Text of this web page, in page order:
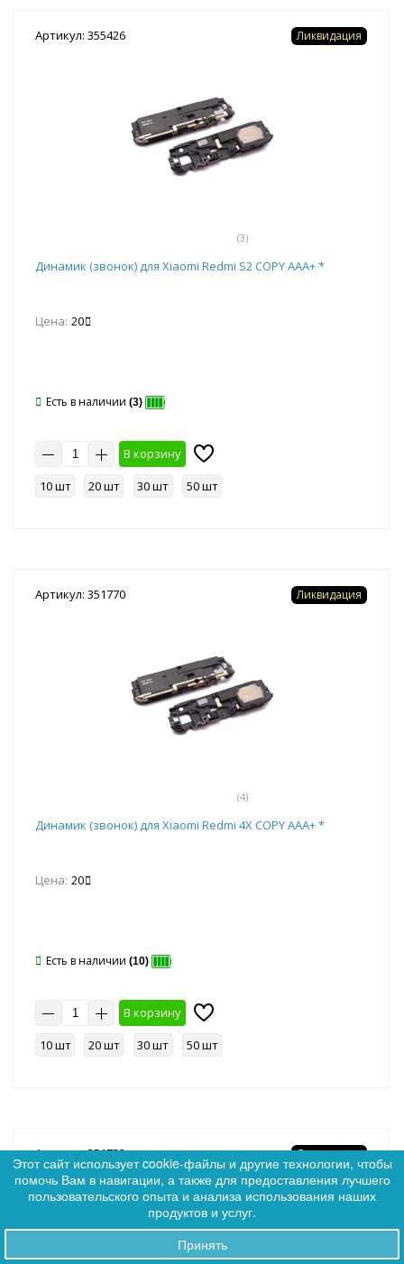
0
Артикул: 355426
(3)
Ликвидация
Динамик (звонок) для Xiaomi Redmi S2 COPY AAA+ *
Цена: 20
Есть в наличии (3)
В корзину
10 шт
20 шт 30 шт 50 шт
Артикул: 351770
(4)
Ликвидация
Динамик (звонок) для Xiaomi Redmi 4X COPY AAA+ *
Цена: 20
Есть в наличии (10)
В корзину
10 шт
20 шт 30 шт 50 шт
Артикул: 351732 Ликвидация
Этот сайт использует cookie-файлы и другие технологии, чтобы
помочь Вам в навигации, а также для предоставления лучшего
пользовательского опыта и анализа использования наших
продуктов и услуг.
Принять